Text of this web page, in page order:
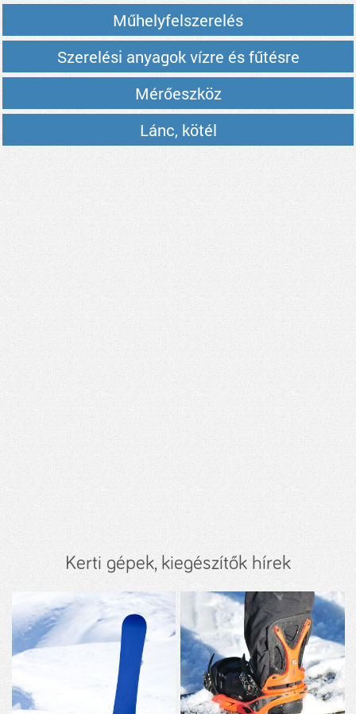
Műhelyfelszerelés
Szerelési anyagok vízre és fűtésre
Mérőeszköz
Lánc, kötél
Kerti gépek, kiegészítők hírek